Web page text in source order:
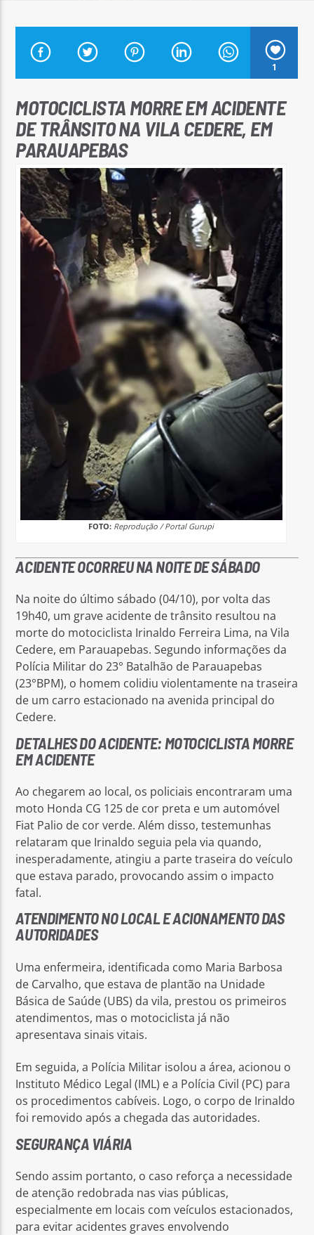
Arara Azul FM
1
MOTOCICLISTA MORRE EM ACIDENTE
DE TRÂNSITO NA VILA CEDERE, EM
PARAUAPEBAS
FOTO: Reprodução / Portal Gurupi
ACIDENTE OCORREU NA NOITE DE SÁBADO
Na noite do último sábado (04/10), por volta das
19h40, um grave acidente de trânsito resultou na
morte do motociclista Irinaldo Ferreira Lima, na Vila
Cedere, em Parauapebas. Segundo informações da
Polícia Militar do 23° Batalhão de Parauapebas
(23°BPM), o homem colidiu violentamente na traseira
de um carro estacionado na avenida principal do
Cedere.
DETALHES DO ACIDENTE: MOTOCICLISTA MORRE
EM ACIDENTE
Ao chegarem ao local, os policiais encontraram uma
moto Honda CG 125 de cor preta e um automóvel
Fiat Palio de cor verde. Além disso, testemunhas
relataram que Irinaldo seguia pela via quando,
inesperadamente, atingiu a parte traseira do veículo
que estava parado, provocando assim o impacto
fatal.
ATENDIMENTO NO LOCAL E ACIONAMENTO DAS
AUTORIDADES
Uma enfermeira, identificada como Maria Barbosa
de Carvalho, que estava de plantão na Unidade
Básica de Saúde (UBS) da vila, prestou os primeiros
atendimentos, mas o motociclista já não
apresentava sinais vitais.
Em seguida, a Polícia Militar isolou a área, acionou o
Instituto Médico Legal (IML) e a Polícia Civil (PC) para
os procedimentos cabíveis. Logo, o corpo de Irinaldo
foi removido após a chegada das autoridades.
SEGURANÇA VIÁRIA
Sendo assim portanto, o caso reforça a necessidade
de atenção redobrada nas vias públicas,
especialmente em locais com veículos estacionados,
para evitar acidentes graves envolvendo